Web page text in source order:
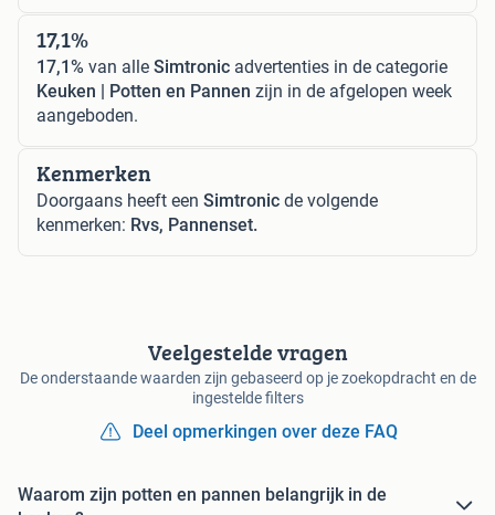
17,1%
17,1% van alle Simtronic advertenties in de categorie
Keuken | Potten en Pannen zijn in de afgelopen week
aangeboden.
Kenmerken
Doorgaans heeft een Simtronic de volgende
kenmerken: Rvs, Pannenset.
Veelgestelde vragen
De onderstaande waarden zijn gebaseerd op je zoekopdracht en de
ingestelde filters
Deel opmerkingen over deze FAQ
Waarom zijn potten en pannen belangrijk in de